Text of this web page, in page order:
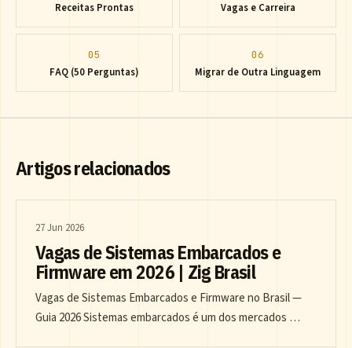
Receitas Prontas Vagas e Carreira
05
FAQ (50 Perguntas)
06
Migrar de Outra Linguagem
Artigos relacionados
27 Jun 2026
Vagas de Sistemas Embarcados e
Firmware em 2026 | Zig Brasil
Vagas de Sistemas Embarcados e Firmware no Brasil —
Guia 2026 Sistemas embarcados é um dos mercados …